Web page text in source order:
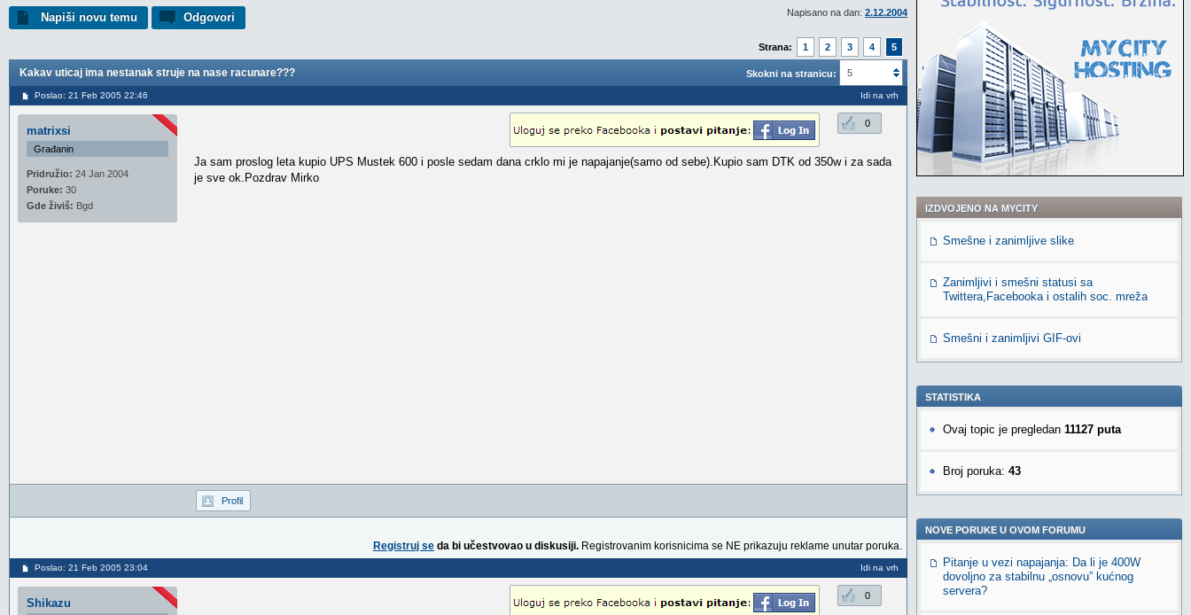
Napisano na dan: 2.12.2004
Napiši novu temu Odgovori
Strana: 1 2 3 4 5
Skokni na stranicu: 5
Kakav uticaj ima nestanak struje na nase racunare???
Poslao: 21 Feb 2005 22:46 Idi na vrh
matrixsi
Građanin
Pridružio: 24 Jan 2004
Poruke: 30
Gde živiš: Bgd
0
Ja sam proslog leta kupio UPS Mustek 600 i posle sedam dana crklo mi je napajanje(samo od sebe).Kupio sam DTK od 350w i za sada
je sve ok.Pozdrav Mirko
Profil
Registruj se da bi učestvovao u diskusiji. Registrovanim korisnicima se NE prikazuju reklame unutar poruka.
Poslao: 21 Feb 2005 23:04 Idi na vrh
Shikazu
0
IZDVOJENO NA MYCITY
Smešne i zanimljive slike
Zanimljivi i smešni statusi sa
Twittera,Facebooka i ostalih soc. mreža
Smešni i zanimljivi GIF-ovi
STATISTIKA
Ovaj topic je pregledan 11127 puta
Broj poruka: 43
NOVE PORUKE U OVOM FORUMU
Pitanje u vezi napajanja: Da li je 400W
dovoljno za stabilnu „osnovu” kućnog
servera?